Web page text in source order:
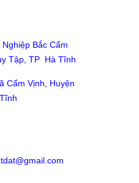
Nghiệp Bắc Cẩm
Tập, TP Hà Tĩnh
Cẩm Vịnh, Huyện